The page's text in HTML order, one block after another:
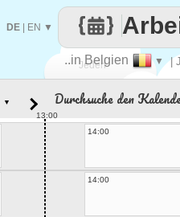
Jeden
..in Belgien ▼ |
DE EN ▼
▼ Durchsuche den
13:00
14:00
14:00